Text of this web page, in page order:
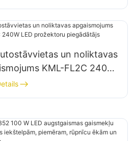
un noliktavas
KML-FL2C 240W
piegādātājs